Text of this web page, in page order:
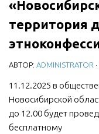
Фотогалерея
Документы
Учредительные
Правовая база
Отчеты о
Учреждения
территория
АВТОР: ADMINISTRATOR
11.12.2025 в
Новосибирской
до 12.00 будет
бесплатному